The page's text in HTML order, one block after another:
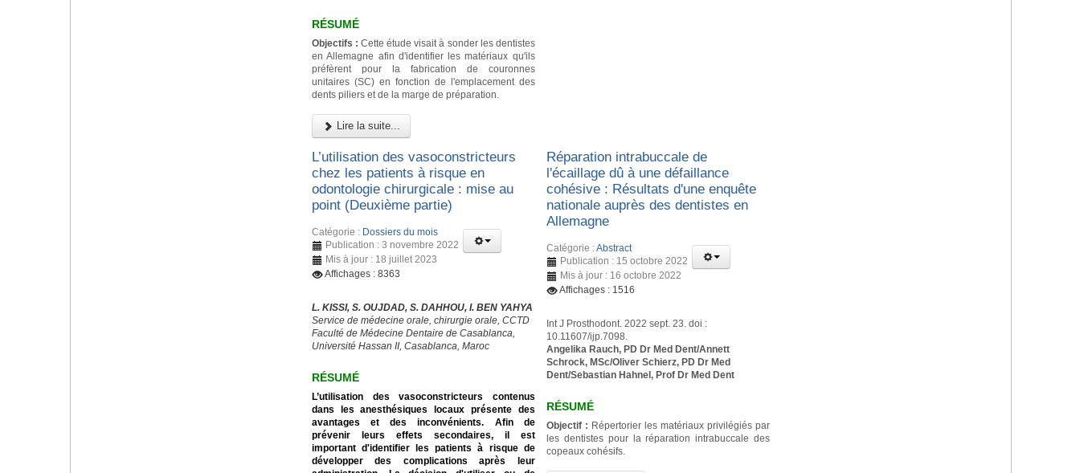
RÉSUMÉ
Objectifs : Cette étude visait à sonder les dentistes
en Allemagne afin d'identifier les matériaux qu'ils
préfèrent pour la fabrication de couronnes
unitaires (SC) en fonction de l'emplacement des
dents piliers et de la marge de préparation.
Lire la suite...
L’utilisation des vasoconstricteurs
chez les patients à risque en
odontologie chirurgicale : mise au
point (Deuxième partie)
Catégorie : Dossiers du mois
Publication : 3 novembre 2022
Mis à jour : 18 juillet 2023
Affichages : 8363
L. KISSI, S. OUJDAD, S. DAHHOU, I. BEN YAHYA
Service de médecine orale, chirurgie orale, CCTD
Faculté de Médecine Dentaire de Casablanca,
Université Hassan II, Casablanca, Maroc
RÉSUMÉ
L’utilisation des vasoconstricteurs contenus
dans les anesthésiques locaux présente des
avantages et des inconvénients. Afin de
prévenir leurs effets secondaires, il est
important d'identifier les patients à risque de
développer des complications après leur
Réparation intrabuccale de
l'écaillage dû à une défaillance
cohésive : Résultats d'une enquête
nationale auprès des dentistes en
Allemagne
Catégorie :Abstract
Publication : 15 octobre 2022
Mis à jour : 16 octobre 2022
Affichages : 1516
Int J Prosthodont. 2022 sept. 23. doi :
10.11607/ijp.7098.
Angelika Rauch, PD Dr Med Dent/Annett
Schrock, MSc/Oliver Schierz, PD Dr Med
Dent/Sebastian Hahnel, Prof Dr Med Dent
RÉSUMÉ
Objectif : Répertorier les matériaux privilégiés par
les dentistes pour la réparation intrabuccale des
copeaux cohésifs.